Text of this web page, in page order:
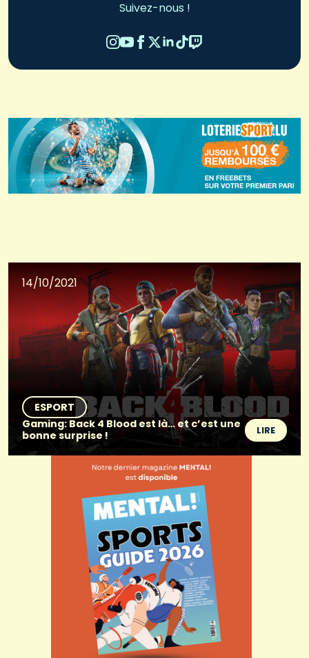
Suivez-nous !
14/10/2021
ESPORT
Gaming: Back 4 Blood est là… et c’est une
bonne surprise !
LIRE